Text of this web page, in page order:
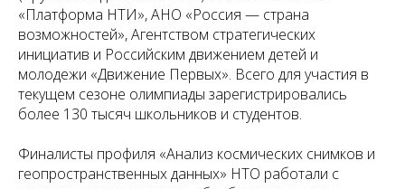
«Платформа НТИ», АНО «Россия — страна
возможностей», Агентством стратегических
инициатив и Российским движением детей и
молодежи «Движение Первых». Всего для участия в
текущем сезоне олимпиады зарегистрировались
более 130 тысяч школьников и студентов.
Финалисты профиля «Анализ космических снимков и
геопространственных данных» НТО работали с